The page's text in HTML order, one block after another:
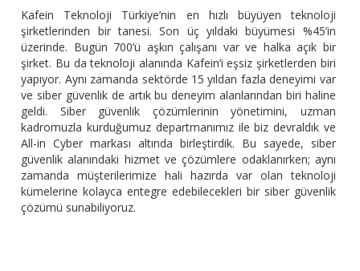
Kafein Teknoloji Türkiye’nin en hızlı büyüyen teknoloji
şirketlerinden bir tanesi. Son üç yıldaki büyümesi %45’in
üzerinde. Bugün 700’ü aşkın çalışanı var ve halka açık bir
şirket. Bu da teknoloji alanında Kafein’i eşsiz şirketlerden biri
yapıyor. Aynı zamanda sektörde 15 yıldan fazla deneyimi var
ve siber güvenlik de artık bu deneyim alanlarından biri haline
geldi. Siber güvenlik çözümlerinin yönetimini, uzman
kadromuzla kurduğumuz departmanımız ile biz devraldık ve
All-in Cyber markası altında birleştirdik. Bu sayede, siber
güvenlik alanındaki hizmet ve çözümlere odaklanırken; aynı
zamanda müşterilerimize hali hazırda var olan teknoloji
kümelerine kolayca entegre edebilecekleri bir siber güvenlik
çözümü sunabiliyoruz.